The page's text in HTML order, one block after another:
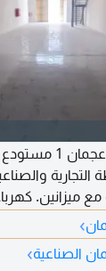
مستودع صناعي
قدم. مناسب
›
الصناعية›